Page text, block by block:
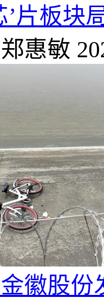
’片板块
郑惠敏
徽股